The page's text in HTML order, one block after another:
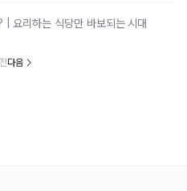
| 요리하는 식당만 바보되는 시대
다음